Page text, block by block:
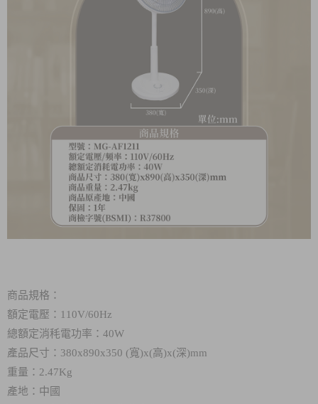
商品規格：
額定電壓：110V/60Hz
總額定消秏電功率：40W
產品尺寸：380x890x350 (寬)x(高)x(深)mm
重量：2.47Kg
產地：中國